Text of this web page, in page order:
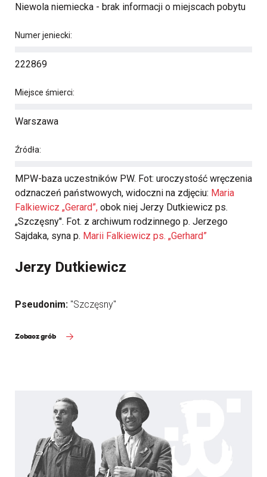
Niewola niemiecka - brak informacji o miejscach pobytu
Numer jeniecki:
222869
Miejsce śmierci:
Warszawa
Źródła:
MPW-baza uczestników PW. Fot: uroczystość wręczenia
odznaczeń państwowych, widoczni na zdjęciu: Maria
Falkiewicz „Gerard”, obok niej Jerzy Dutkiewicz ps.
„Szczęsny". Fot. z archiwum rodzinnego p. Jerzego
Sajdaka, syna p. Marii Falkiewicz ps. „Gerhard”
Jerzy Dutkiewicz
Pseudonim: "Szczęsny"
Zobacz grób